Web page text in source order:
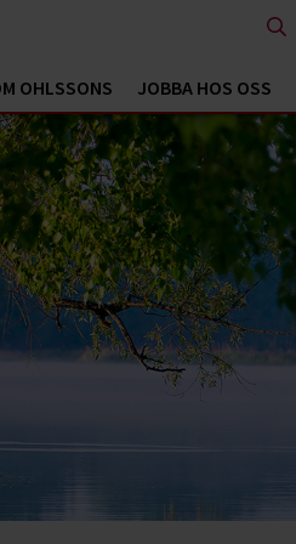
OHLSSONS JOBBA HOS OSS